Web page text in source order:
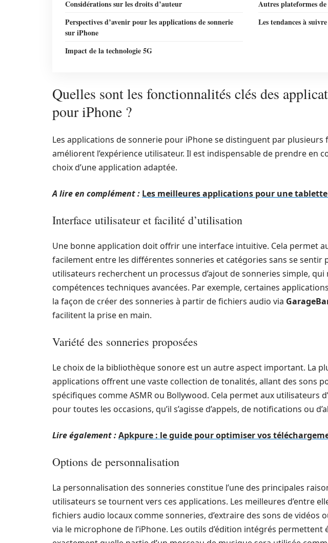
Considérations sur les droits d’auteur
Autres plateformes
Perspectives d’avenir pour les applications de sonnerie
sur iPhone
Les tendances à suivre
Impact de la technologie 5G
Quelles sont les fonctionnalités clés des
pour iPhone ?
Les applications de sonnerie pour iPhone se distinguent par plusieurs
améliorent l’expérience utilisateur. Il est indispensable de prendre en
choix d’une application adaptée.
A lire en complément : Les meilleures applications pour une
Interface utilisateur et facilité d’utilisation
Une bonne application doit offrir une interface intuitive. Cela permet
facilement entre les différentes sonneries et catégories sans se sentir
utilisateurs recherchent un processus d’ajout de sonneries simple, qui
compétences techniques avancées. Par exemple, certaines
la façon de créer des sonneries à partir de fichiers audio via
facilitent la prise en main.
Variété des sonneries proposées
Le choix de la bibliothèque sonore est un autre aspect important. La
applications offrent une vaste collection de tonalités, allant des sons
spécifiques comme ASMR ou Bollywood. Cela permet aux utilisateurs
pour toutes les occasions, qu’il s’agisse d’appels, de notifications ou
Lire également :Apkpure : le guide pour optimiser vos
Options de personnalisation
La personnalisation des sonneries constitue l’une des principales
utilisateurs se tournent vers ces applications. Les meilleures d’entre
fichiers audio locaux comme sonneries, d’extraire des sons de vidéos
via le microphone de l’iPhone. Les outils d’édition intégrés permettent